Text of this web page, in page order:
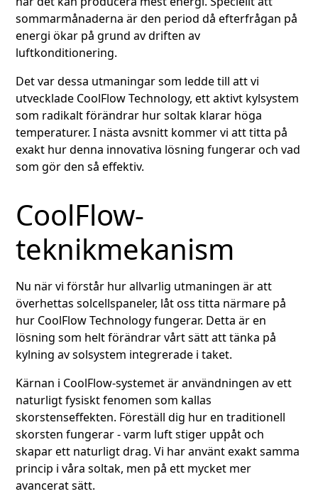
sommarmånaderna är den period då efterfrågan på
energi ökar på grund av driften av
luftkonditionering.
Det var dessa utmaningar som ledde till att vi
utvecklade CoolFlow Technology, ett aktivt kylsystem
som radikalt förändrar hur soltak klarar höga
temperaturer. I nästa avsnitt kommer vi att titta på
exakt hur denna innovativa lösning fungerar och vad
som gör den så effektiv.
CoolFlow-
teknikmekanism
Nu när vi förstår hur allvarlig utmaningen är att
överhettas solcellspaneler, låt oss titta närmare på
hur CoolFlow Technology fungerar. Detta är en
lösning som helt förändrar vårt sätt att tänka på
kylning av solsystem integrerade i taket.
Kärnan i CoolFlow-systemet är användningen av ett
naturligt fysiskt fenomen som kallas
skorstenseffekten. Föreställ dig hur en traditionell
skorsten fungerar - varm luft stiger uppåt och
skapar ett naturligt drag. Vi har använt exakt samma
princip i våra soltak, men på ett mycket mer
avancerat sätt.